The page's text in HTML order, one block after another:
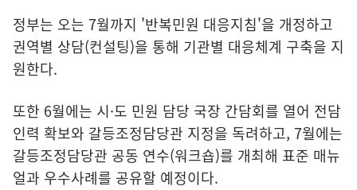
정부는 오는 7월까지 '반복민원 대응지침'을 개정하고
권역별 상담(컨설팅)을 통해 기관별 대응체계 구축을 지
원한다.
또한 6월에는 시·도 민원 담당 국장 간담회를 열어 전담
인력 확보와 갈등조정담당관 지정을 독려하고, 7월에는
갈등조정담당관 공동 연수(워크숍)를 개최해 표준 매뉴
얼과 우수사례를 공유할 예정이다.